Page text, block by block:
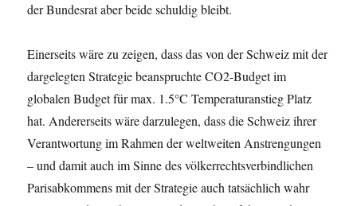
der Bundesrat aber beide schuldig bleibt.
Einerseits wäre zu zeigen, dass das von der Schweiz mit der
dargelegten Strategie beanspruchte CO2-Budget im
globalen Budget für max. 1.5°C Temperaturanstieg Platz
hat. Andererseits wäre darzulegen, dass die Schweiz ihrer
Verantwortung im Rahmen der weltweiten Anstrengungen
– und damit auch im Sinne des völkerrechtsverbindlichen
Parisabkommens mit der Strategie auch tatsächlich wahr